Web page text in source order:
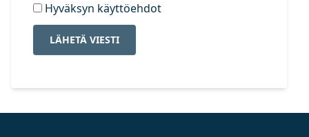
Hyväksyn käyttöehdot
LÄHETÄ VIESTI